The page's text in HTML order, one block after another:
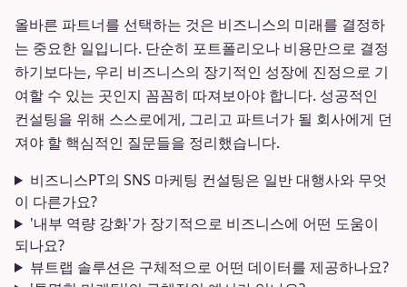
올바른 파트너를 선택하는 것은 비즈니스의 미래를 결정하
는 중요한 일입니다. 단순히 포트폴리오나 비용만으로 결정
하기보다는, 우리 비즈니스의 장기적인 성장에 진정으로 기
여할 수 있는 곳인지 꼼꼼히 따져보아야 합니다. 성공적인
컨설팅을 위해 스스로에게, 그리고 파트너가 될 회사에게 던
져야 할 핵심적인 질문들을 정리했습니다.
비즈니스PT의 SNS 마케팅 컨설팅은 일반 대행사와 무엇
이 다른가요?
'내부 역량 강화'가 장기적으로 비즈니스에 어떤 도움이
되나요?
뷰트랩 솔루션은 구체적으로 어떤 데이터를 제공하나요?